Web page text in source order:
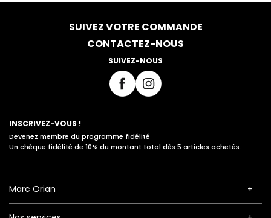
SUIVEZ VOTRE COMMANDE
CONTACTEZ-NOUS
SUIVEZ-NOUS
INSCRIVEZ-VOUS !
Devenez membre du programme fidélité
Un chèque fidélité de 10% du montant total dès 5 articles achetés.
Marc Orian